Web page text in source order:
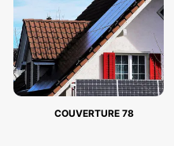
COUVERTURE 78